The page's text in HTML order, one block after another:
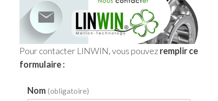
Pour contacter LINWIN, vous pouvezremplir ce
formulaire :
Nom (obligatoire)